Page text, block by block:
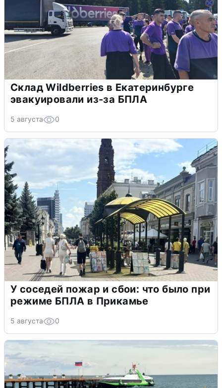
Склад Wildberries в Екатеринбурге
эвакуировали из-за БПЛА
5 августа 0
У соседей пожар и сбои: что было при
режиме БПЛА в Прикамье
5 августа 0